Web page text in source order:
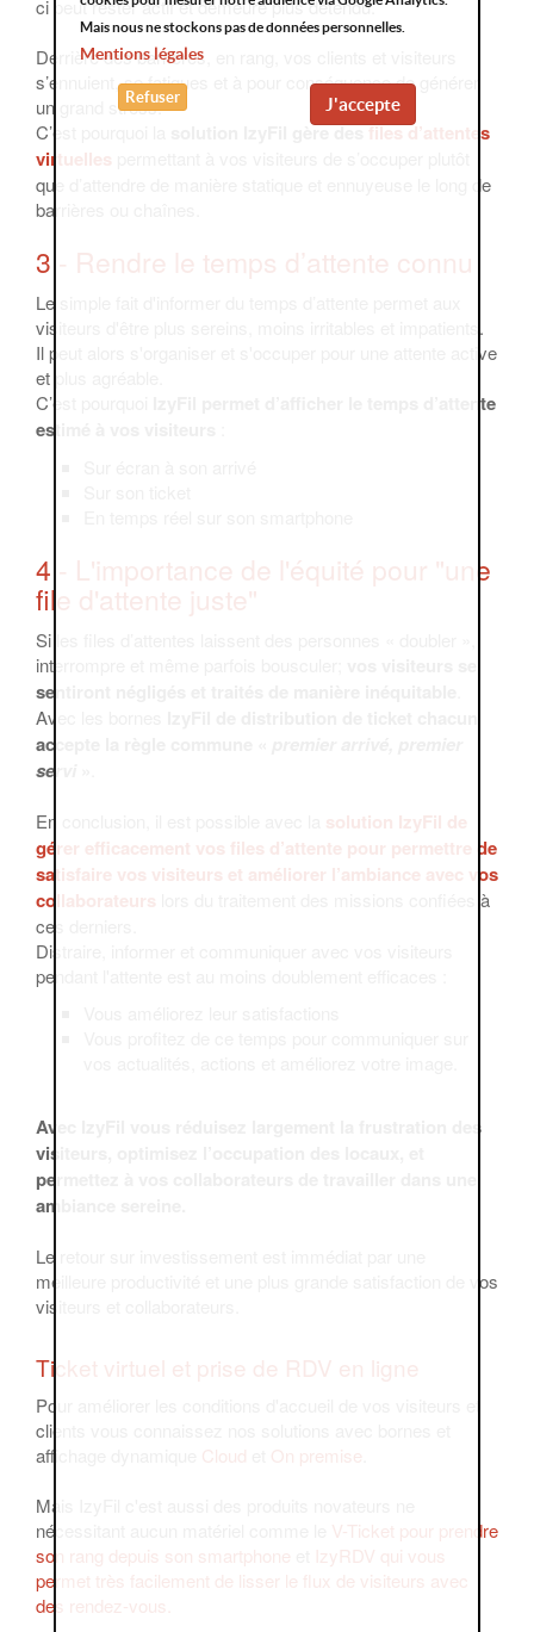
ci peut rester actif et demeure plus détendu.
Derrière des barrières, en rang, vos clients et visiteurs
s’ennuient, se fatigues et à pour conséquence de générer
un grand stress.
C’est pourquoi la
solution IzyFil gère desfiles d’attentes
virtuelles
que d’attendre de manière statique et ennuyeuse le long de
barrières ou chaînes.
3 - Rendre le temps d’attente connu
Le simple fait d'informer du temps d’attente permet aux
visiteurs d'être plus sereins, moins irritables et impatients.
Il peut alors s'organiser et s'occuper pour une attente active
et plus agréable.
C’est pourquoi
IzyFil permet d’afficher le temps d’attente
estimé à vos visiteurs
4 - L'importance de l'équité pour "une
file d'attente juste"
Si les files d’attentes laissent des personnes « doubler »,
interrompre et même parfois bousculer;
sentiront négligés et traités de manière inéquitable
Avec les bornes
accepte la règle commune «
servi
En conclusion, il est possible avec la
solution IzyFil de
gérer efficacement vos files d’attente pour permettre de
satisfaire vos visiteurs et améliorer l’ambiance avec vos
collaborateurs lors du traitement des missions confiées à
ces derniers.
Distraire, informer et communiquer avec vos visiteurs
pendant l'attente est au moins doublement efficaces :
Avec IzyFil vous réduisez largement la frustration des
visiteurs, optimisez l’occupation des locaux, et
permettez à vos collaborateurs de travailler dans une
ambiance sereine.
Le retour sur investissement est immédiat par une
meilleure productivité et une plus grande satisfaction de vos
visiteurs et collaborateurs.
Ticket virtuel et prise de RDV en ligne
Pour améliorer les conditions d'accueil de vos visiteurs et
clients vous connaissez nos solutions avec bornes et
affichage dynamique Cloud On premise
Mais IzyFil c'est aussi des produits novateurs ne
nécessitant aucun matériel comme le V-Ticket pour prendre
son rang depuis son smartphone
IzyRDV qui vous
permet très facilement de lisser le flux de visiteurs avec
des rendez-vous.
Mais nous ne stockons pas de données personnelles.
Mentions légales
J'accepte
Refuser